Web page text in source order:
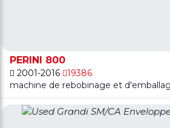
PERINI 800
2001-2016
19386
machine de rebobinage et